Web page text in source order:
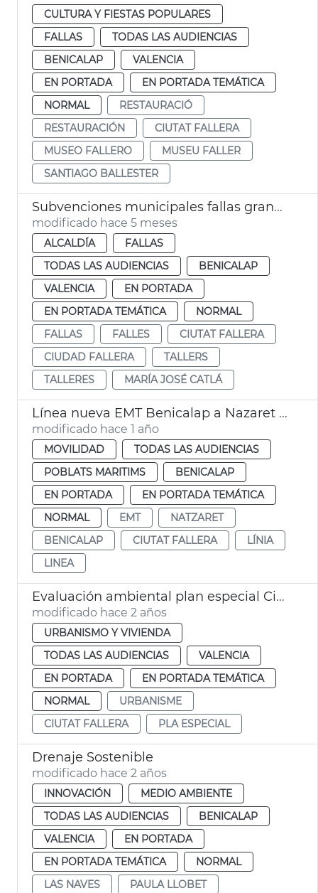
CULTURA Y FIESTAS POPULARES
FALLAS
TODAS LAS AUDIENCIAS
BENICALAP
VALENCIA
EN PORTADA
EN PORTADA TEMÁTICA
NORMAL
RESTAURACIÓ
RESTAURACIÓN
CIUTAT FALLERA
MUSEO FALLERO
MUSEU FALLER
SANTIAGO BALLESTER
Subvenciones municipales fallas grandes e infantiles València
modificado hace 5 meses
ALCALDÍA
FALLAS
TODAS LAS AUDIENCIAS
BENICALAP
VALENCIA
EN PORTADA
EN PORTADA TEMÁTICA
NORMAL
FALLAS
FALLES
CIUTAT FALLERA
CIUDAD FALLERA
TALLERS
TALLERES
MARÍA JOSÉ CATLÁ
Línea nueva EMT Benicalap a Nazaret València
modificado hace 1 año
MOVILIDAD
TODAS LAS AUDIENCIAS
POBLATS MARITIMS
BENICALAP
EN PORTADA
EN PORTADA TEMÁTICA
NORMAL
EMT
NATZARET
BENICALAP
CIUTAT FALLERA
LÍNIA
LINEA
Evaluación ambiental plan especial Ciutat Fallera
modificado hace 2 años
URBANISMO Y VIVIENDA
TODAS LAS AUDIENCIAS
VALENCIA
EN PORTADA
EN PORTADA TEMÁTICA
NORMAL
URBANISME
CIUTAT FALLERA
PLA ESPECIAL
Drenaje Sostenible
modificado hace 2 años
INNOVACIÓN
MEDIO AMBIENTE
TODAS LAS AUDIENCIAS
BENICALAP
VALENCIA
EN PORTADA
EN PORTADA TEMÁTICA
NORMAL
LAS NAVES
PAULA LLOBET